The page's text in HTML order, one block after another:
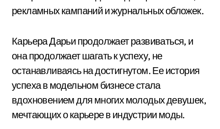
рекламных кампаний и журнальных обложек.
Карьера Дарьи продолжает развиваться, и
она продолжает шагать к успеху, не
останавливаясь на достигнутом. Ее история
успеха в модельном бизнесе стала
вдохновением для многих молодых девушек,
мечтающих о карьере в индустрии моды.